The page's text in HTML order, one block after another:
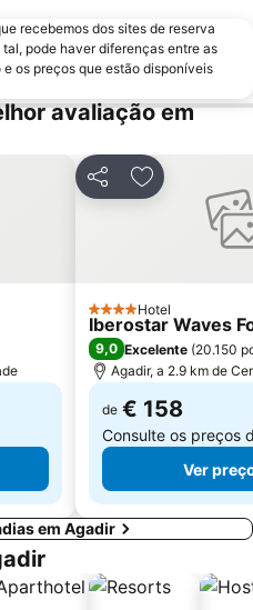
recebemos dos sites de reserva
pode haver diferenças entre as
os preços que estão disponíveis
avaliação em
PartilharAdicionar
4 Estrelas
Hotel
Iberostar Waves
9,0 Excelente (20.150
Agadir, a 2.9 km de
de € 158
Consulte os preços
Ver
em Agadir